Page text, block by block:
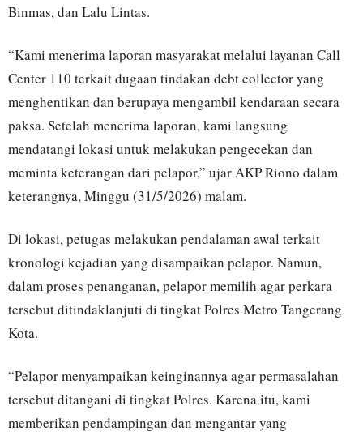
Binmas, dan Lalu Lintas.
“Kami menerima laporan masyarakat melalui layanan Call
Center 110 terkait dugaan tindakan debt collector yang
menghentikan dan berupaya mengambil kendaraan secara
paksa. Setelah menerima laporan, kami langsung
mendatangi lokasi untuk melakukan pengecekan dan
meminta keterangan dari pelapor,” ujar AKP Riono dalam
keterangnya, Minggu (31/5/2026) malam.
Di lokasi, petugas melakukan pendalaman awal terkait
kronologi kejadian yang disampaikan pelapor. Namun,
dalam proses penanganan, pelapor memilih agar perkara
tersebut ditindaklanjuti di tingkat Polres Metro Tangerang
Kota.
“Pelapor menyampaikan keinginannya agar permasalahan
tersebut ditangani di tingkat Polres. Karena itu, kami
memberikan pendampingan dan mengantar yang